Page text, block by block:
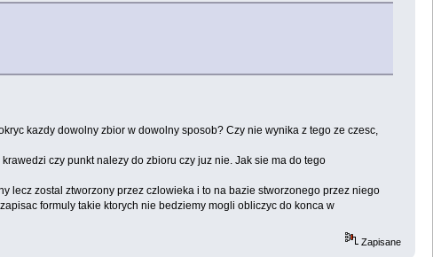
kazdy dowolny zbior w dowolny sposob? Czy nie wynika z tego ze czesc,
czy punkt nalezy do zbioru czy juz nie. Jak sie ma do tego
lecz zostal ztworzony przez czlowieka i to na bazie stworzonego przez niego
formuly takie ktorych nie bedziemy mogli obliczyc do konca w
Zapisane